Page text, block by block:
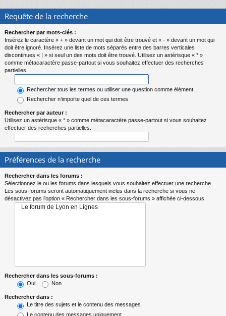
s
Requête de la recherche
Rechercher par mots-clés :
Insérez le caractère « + » devant un mot qui doit être trouvé et « - » devant un mot qui
doit être ignoré. Insérez une liste de mots séparés entre des barres verticales
discontinues « | » si seul un des mots doit être trouvé. Utilisez un astérisque « * »
comme métacaractère passe-partout si vous souhaitez effectuer des recherches
partielles.
Rechercher tous les termes ou utiliser une question comme élément
Rechercher n’importe quel de ces termes
Rechercher par auteur :
Utilisez un astérisque « * » comme métacaractère passe-partout si vous souhaitez
effectuer des recherches partielles.
Préférences de la recherche
Rechercher dans les forums :
Sélectionnez le ou les forums dans lesquels vous souhaitez effectuer une recherche.
Les sous-forums seront automatiquement inclus dans la recherche si vous ne
désactivez pas l’option « Rechercher dans les sous-forums » affichée ci-dessous.
Rechercher dans les sous-forums :
Oui
Non
Rechercher dans :
Le titre des sujets et le contenu des messages
Le contenu des messages uniquement